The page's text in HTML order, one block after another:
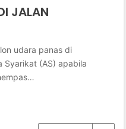
JALAN
udara panas di
Syarikat (AS) apabila